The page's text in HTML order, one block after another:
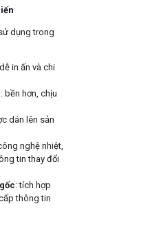
dụng trong
in ấn và chi
: bền hơn, chịu
dán lên sản
nghệ nhiệt,
tin thay đổi
: tích hợp
thông tin